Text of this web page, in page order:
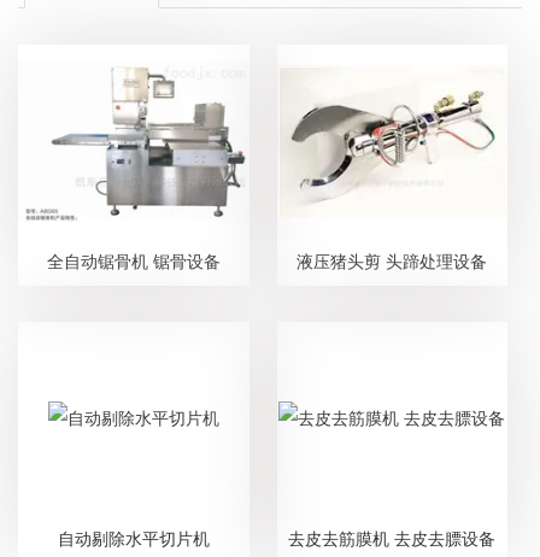
全自动锯骨机 锯骨设备 液压猪头剪 头蹄处理设备
自动剔除水平切片机 去皮去筋膜机 去皮去膘设备